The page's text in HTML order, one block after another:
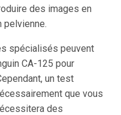
des images en
pelvienne.
spécialisés peuvent
CA-125 pour
un test
que vous
des